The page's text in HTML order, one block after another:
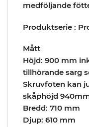
medföljande
Produktserie :
Mått
Höjd: 900 mm
tillhörande sarg
Skruvfoten kan
skåphöjd
Bredd: 710 mm
Djup: 610 mm